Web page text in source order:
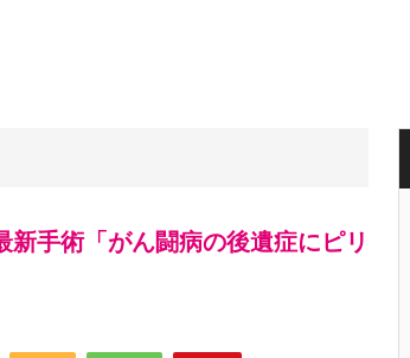
新手術「がん闘病の後遺症にピリ